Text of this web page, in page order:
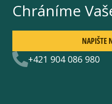
Chráníme
+421 904 086 980
NAPIŠTE